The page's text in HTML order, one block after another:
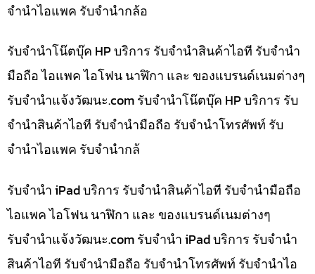
จำนำไอแพค รับจำนำกล้อ
รับจำนำโน๊ตบุ๊ค HP บริการ รับจำนำสินค้าไอที รับจำนำ
มือถือ ไอแพค ไอโฟน นาฬิกา และ ของแบรนด์เนมต่างๆ
รับจํานําแจ้งวัฒนะ.com รับจำนำโน๊ตบุ๊ค HP บริการ รับ
จำนำสินค้าไอที รับจำนำมือถือ รับจำนำโทรศัพท์ รับ
จำนำไอแพค รับจำนำกล้
รับจำนำ iPad บริการ รับจำนำสินค้าไอที รับจำนำมือถือ
ไอแพค ไอโฟน นาฬิกา และ ของแบรนด์เนมต่างๆ
รับจํานําแจ้งวัฒนะ.com รับจำนำ iPad บริการ รับจำนำ
สินค้าไอที รับจำนำมือถือ รับจำนำโทรศัพท์ รับจำนำไอ